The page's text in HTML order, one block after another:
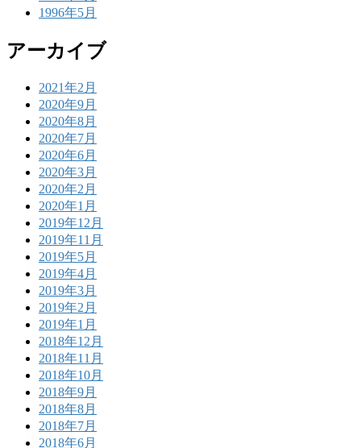
1996年5月
アーカイブ
2021年2月
2020年9月
2020年8月
2020年7月
2020年6月
2020年3月
2020年2月
2020年1月
2019年12月
2019年11月
2019年5月
2019年4月
2019年3月
2019年2月
2019年1月
2018年12月
2018年11月
2018年10月
2018年9月
2018年8月
2018年7月
2018年6月